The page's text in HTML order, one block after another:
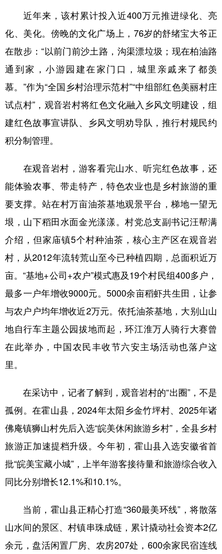
近年来，该村累计投入近400万元推进绿化、亮
化、美化。傍晚的文化广场上，76岁的舒绪宝大爷正
在散步：“以前门前沙土路，沟渠漂垃圾；现在柏油路
通到家，小游园建在家门口，城里亲戚来了都羡
慕。”作为“全国乡村治理示范村”“中组部红色美丽村庄
试点村”，观音岩村将红色文化融入乡风文明建设，组
建红色故事宣讲队、乡风文明劝导队，推行村规民约
积分制管理。
在观音岩村，游客看完山水、听完红色故事，还
能体验农事、带走特产，特色农业也是乡村旅游的重
要支撑。站在村万亩油茶基地观景平台，梯地一望无
垠，山下稻田水面金光漾漾。村党总支副书记汪帮满
介绍，但家庙镇5个村种油茶，核心主产区在观音岩
村，从2012年流转荒山至今已种植四期，总面积近万
亩。“基地+公司+农户”模式惠及19个村民组400多户，
最多一户年增收9000元。5000余亩稻虾共生田，让参
与农户户均年增收近2万元。依托油茶基地，大别山山
地自行车主题公园拔地而起，环江淮万人骑行大赛曾
在此举办，中国农民丰收节六安主场活动也落户这
里。
在采访中，记者了解到，观音岩村的“出圈”，不是
孤例。在霍山县，2024年太阳乡金竹坪村、2025年诸
佛庵镇狮山村先后入选“皖美休闲旅游乡村”，全县乡村
旅游正加速提档升级。今年初，霍山县入选安徽省首
批“皖美宝藏小城”，上半年游客接待量和旅游综合收入
同比分别增长12.1%和10.1%。
当前，霍山县正精心打造“360最美环线”，将散落
山水间的景区、村镇串珠成链，累计撬动社会资本2亿
余元，盘活闲置厂房、农房207处，600余家民宿连线